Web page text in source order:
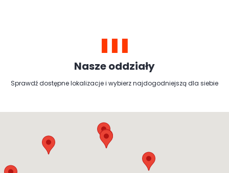
Nasze oddziały
Sprawdź dostępne lokalizacje i wybierz najdogodniejszą dla siebie